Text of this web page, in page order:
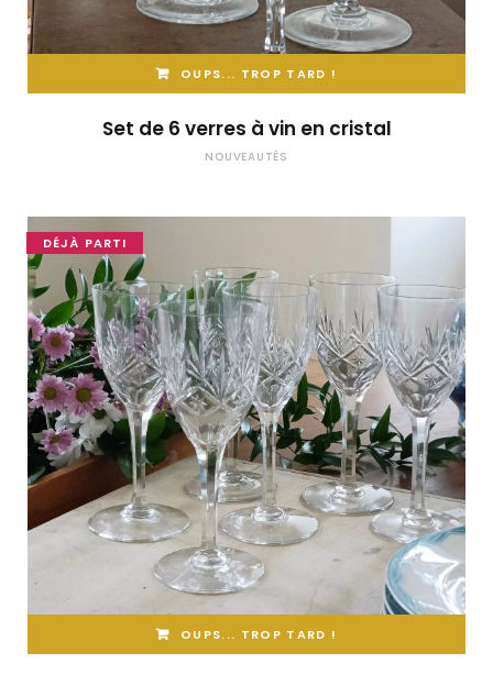
OUPS... TROP TARD !
Set de 6 verres à vin en cristal
NOUVEAUTÉS
DÉJÀ PARTI
OUPS... TROP TARD !